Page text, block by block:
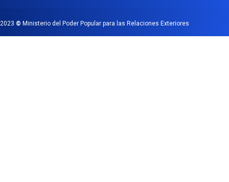
2023 © Ministerio del Poder Popular para las Relaciones Exteriores